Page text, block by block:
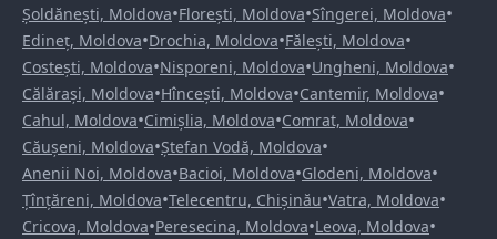
Șoldănești, Moldova•Florești, Moldova•Sîngerei, Moldova•
Edineț, Moldova•Drochia, Moldova•Fălești, Moldova•
Costești, Moldova•Nisporeni, Moldova•Ungheni, Moldova•
Călărași, Moldova•Hîncești, Moldova•Cantemir, Moldova•
Cahul, Moldova•Cimișlia, Moldova•Comrat, Moldova•
Căușeni, Moldova•Ștefan Vodă, Moldova•
Anenii Noi, Moldova•Bacioi, Moldova•Glodeni, Moldova•
Țînțăreni, Moldova•Telecentru, Chișinău•Vatra, Moldova•
Cricova, Moldova•Peresecina, Moldova•Leova, Moldova•